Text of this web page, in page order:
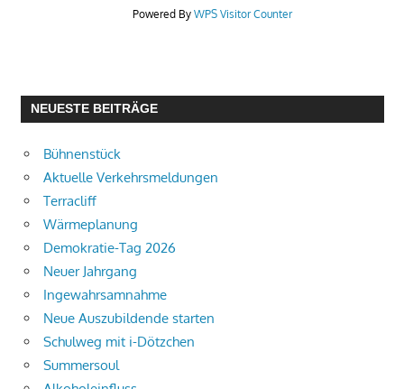
Powered By WPS Visitor Counter
NEUESTE BEITRÄGE
Bühnenstück
Aktuelle Verkehrsmeldungen
Terracliff
Wärmeplanung
Demokratie-Tag 2026
Neuer Jahrgang
Ingewahrsamnahme
Neue Auszubildende starten
Schulweg mit i-Dötzchen
Summersoul